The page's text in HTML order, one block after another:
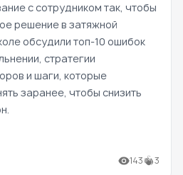
с сотрудником так, чтобы
решение в затяжной
обсудили топ-10 ошибок
стратегии
и шаги, которые
заранее, чтобы снизить
143 3